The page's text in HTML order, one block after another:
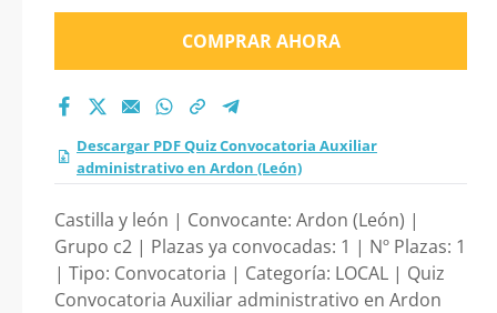
COMPRAR AHORA
Descargar PDF Quiz Convocatoria Auxiliar
administrativo en Ardon (León)
Castilla y león | Convocante: Ardon (León) |
Grupo c2 | Plazas ya convocadas: 1 | Nº Plazas: 1
| Tipo: Convocatoria | Categoría: LOCAL | Quiz
Convocatoria Auxiliar administrativo en Ardon